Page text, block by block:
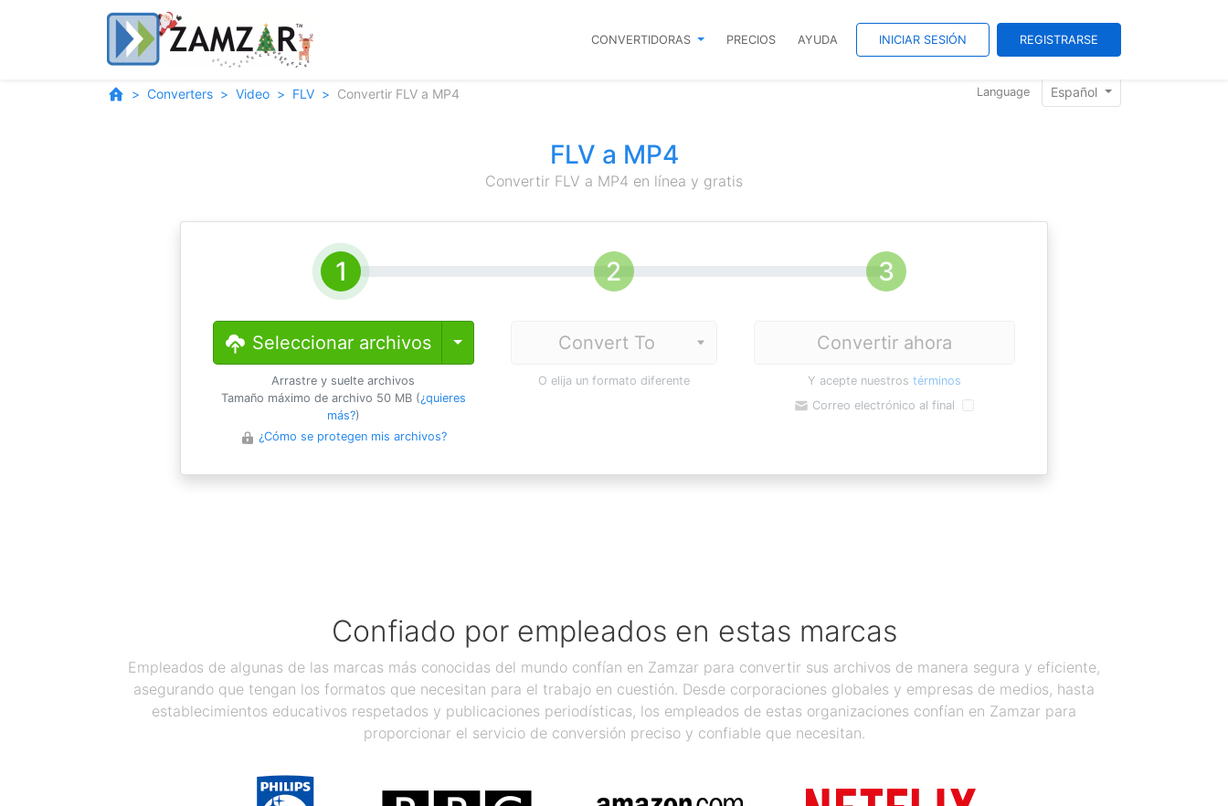
CONVERTIDORAS PRECIOS AYUDA INICIAR SESIÓN REGISTRARSE
Converters Video FLV Convertir FLV a MP4 Language Español
FLV a MP4
Convertir FLV a MP4 en línea y gratis
Seleccionar archivos Toggle Dropdown
Arrastre y suelte archivos
Tamaño máximo de archivo 50 MB (¿quieres
más?)
¿Cómo se protegen mis archivos?
O elija un formato diferente
Convertir ahora
Y acepte nuestros términos
Correo electrónico al final
Confiado por empleados en estas marcas
Empleados de algunas de las marcas más conocidas del mundo confían en Zamzar para convertir sus archivos de manera segura y eficiente,
asegurando que tengan los formatos que necesitan para el trabajo en cuestión. Desde corporaciones globales y empresas de medios, hasta
establecimientos educativos respetados y publicaciones periodísticas, los empleados de estas organizaciones confían en Zamzar para
proporcionar el servicio de conversión preciso y confiable que necesitan.